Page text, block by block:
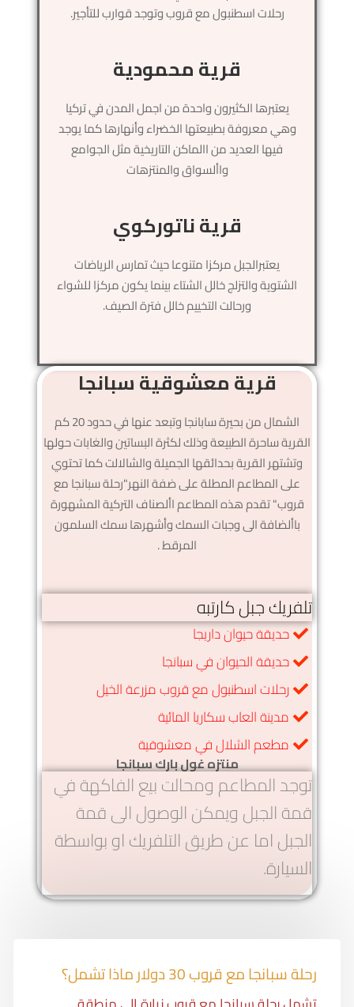
رحلات اسطنبول مع قروب وتوجد قوارب للتأجير.
قرية محمودية
يعتبرها الكثيرون واحدة من اجمل المدن في تركيا
وهي معروفة بطبيعتها الخضراء وأنهارها كما يوجد
فيها العديد من االماكن التاريخية مثل الجوامع
واألسواق والمنتزهات
قرية ناتوركوي
يعتبرالجبل مركزا متنوعا حيث تمارس الرياضات
الشتوية والتزلج خالل الشتاء بينما يكون مركزا للشواء
ورحالت التخييم خالل فترة الصيف.
قرية معشوقية سبانجا
الشمال من بحيرة سابانجا وتبعد عنها في حدود 20 كم
القرية ساحرة الطبيعة وذلك لكثرة البساتين والغابات حولها
وتشتهر القرية بحدائقها الجميلة والشالالت كما تحتوي
على المطاعم المطلة على ضفة النهر"رحلة سبانجا مع
قروب" تقدم هذه المطاعم األصناف التركية المشهورة
باألضافة الى وجبات السمك وأشهرها سمك السلمون
المرقط .
تلفريك جبل كارتبه
حديقة حيوان داريجا
حديقة الحيوان في سبانجا
رحلات اسطنبول مع قروب مزرعة الخيل
مدينة العاب سكاريا المائية
مطعم الشلال في معشوقية
منتزه غول بارك سبانجا
توجد المطاعم ومحالت بيع الفاكهة في
قمة الجبل ويمكن الوصول الى قمة
الجبل اما عن طريق التلفريك او بواسطة
السيارة.
رحلة سبانجا مع قروب 30 دولار ماذا تشمل؟